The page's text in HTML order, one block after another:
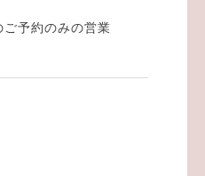
ご予約のみの営業